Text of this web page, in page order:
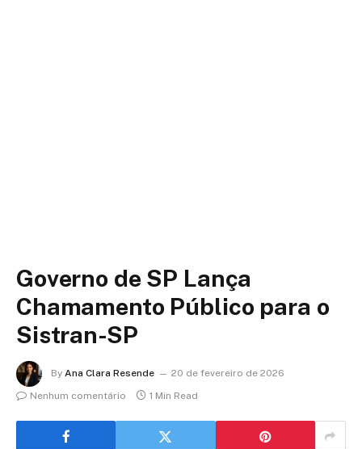
Governo de SP Lança
Chamamento Público para o
Sistran-SP
By Ana Clara Resende
20 de fevereiro de 2026
Nenhum comentário
1 Min Read